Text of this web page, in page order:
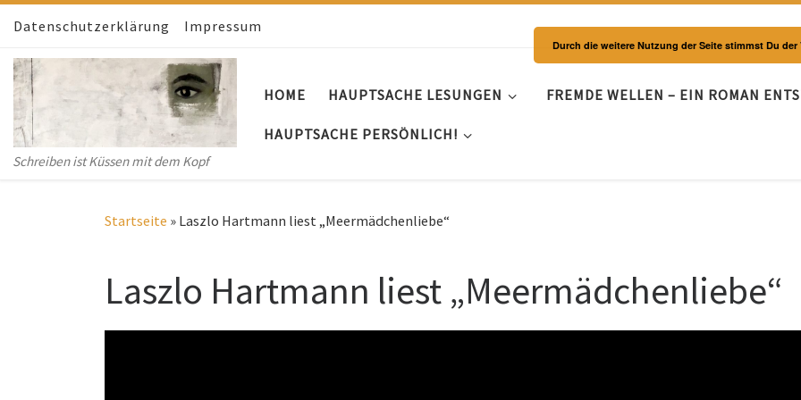
Zum Inhalt springen
Datenschutzerklärung Impressum
Schreiben ist Küssen mit dem Kopf
HOME HAUPTSACHE LESUNGEN FREMDE WELLEN – EIN ROMAN
HAUPTSACHE PERSÖNLICH!
Startseite » Laszlo Hartmann liest „Meermädchenliebe“
Laszlo Hartmann liest „Meermädchenliebe“
Durch die weitere Nutzung der Seite stimmst Du